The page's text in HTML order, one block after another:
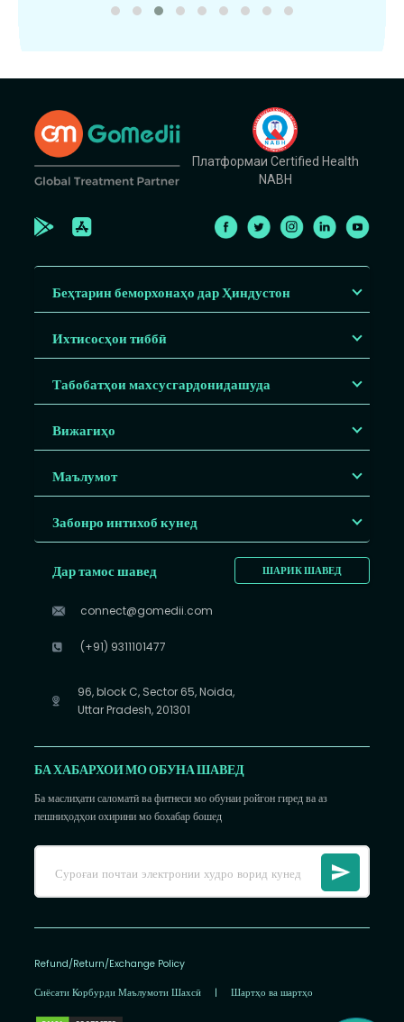
Платформаи Certified Health
NABH
Беҳтарин беморхонаҳо дар Ҳиндустон
Ихтисосҳои тиббӣ
Табобатҳои махсусгардонидашуда
Вижагиҳо
Маълумот
Забонро интихоб кунед
ШАРИК ШАВЕД
Дар тамос шавед
connect@gomedii.com
(+91) 9311101477
96, block C, Sector 65, Noida,
Uttar Pradesh, 201301
БА ХАБАРХОИ МО ОБУНА ШАВЕД
Ба маслиҳати саломатӣ ва фитнеси мо обунаи ройгон гиред ва аз
пешниҳодҳои охирини мо бохабар бошед
Refund/Return/Exchange Policy
Сиёсати Корбурди Маълумоти Шахсӣ | Шартҳо ва шартҳо